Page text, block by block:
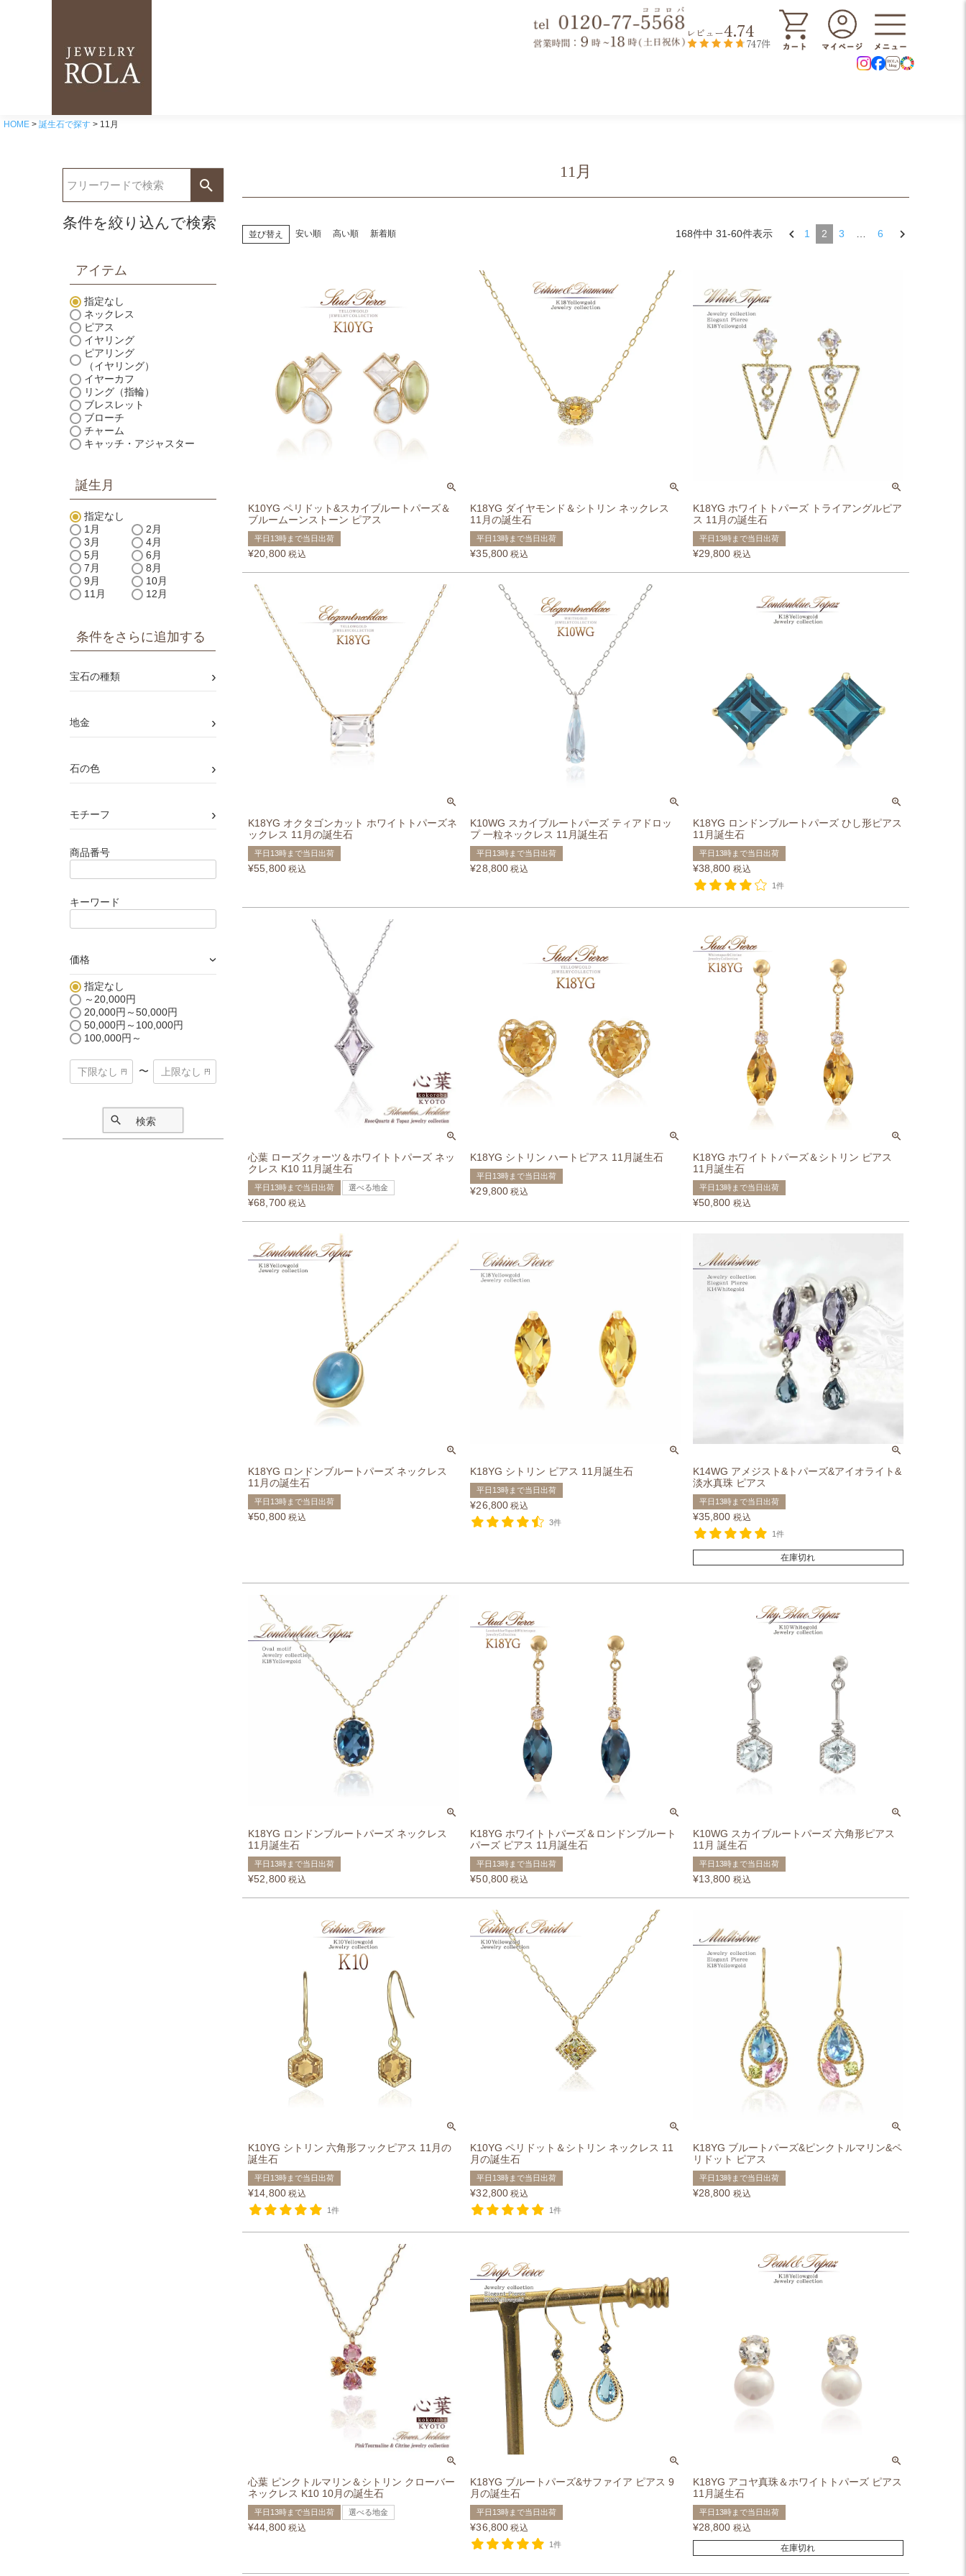
レビュー4.74
747件
HOME 誕生石で探す 11月
条件を絞り込んで検索
アイテム
指定なし
ネックレス
ピアス
イヤリング
ピアリング
（イヤリング）
イヤーカフ
リング（指輪）
ブレスレット
ブローチ
チャーム
キャッチ・アジャスター
誕生月
指定なし
1月
2月
3月
4月
5月
6月
7月
8月
9月
10月
11月
12月
条件をさらに追加する
宝石の種類 ›
地金 ›
石の色 ›
モチーフ ›
商品番号
キーワード
価格 ›
指定なし
～20,000円
20,000円～50,000円
50,000円～100,000円
100,000円～
〜
検索
11月
並び替え 安い順 高い順 新着順 168件中 31-60件表示 1 2 3 6
K10YG ペリドット&スカイブルートパーズ＆
ブルームーンストーン ピアス
平日13時まで当日出荷
¥20,800 税込
K18YG ダイヤモンド＆シトリン ネックレス
11月の誕生石
平日13時まで当日出荷
¥35,800 税込
K18YG ホワイトトパーズ トライアングルピア
ス 11月の誕生石
平日13時まで当日出荷
¥29,800 税込
K18YG オクタゴンカット ホワイトトパーズネ
ックレス 11月の誕生石
平日13時まで当日出荷
¥55,800 税込
K10WG スカイブルートパーズ ティアドロッ
プ 一粒ネックレス 11月誕生石
平日13時まで当日出荷
¥28,800 税込
K18YG ロンドンブルートパーズ ひし形ピアス
11月誕生石
平日13時まで当日出荷
¥38,800 税込
1件
心葉 ローズクォーツ＆ホワイトトパーズ ネッ
クレス K10 11月誕生石
平日13時まで当日出荷 選べる地金
¥68,700 税込
K18YG シトリン ハートピアス 11月誕生石
平日13時まで当日出荷
¥29,800 税込
K18YG ホワイトトパーズ＆シトリン ピアス
11月誕生石
平日13時まで当日出荷
¥50,800 税込
K18YG ロンドンブルートパーズ ネックレス
11月の誕生石
平日13時まで当日出荷
¥50,800 税込
K18YG シトリン ピアス 11月誕生石
平日13時まで当日出荷
¥26,800 税込
3件
K14WG アメジスト&トパーズ&アイオライト&
淡水真珠 ピアス
平日13時まで当日出荷
¥35,800 税込
1件
在庫切れ
K18YG ロンドンブルートパーズ ネックレス
11月誕生石
平日13時まで当日出荷
¥52,800 税込
K18YG ホワイトトパーズ＆ロンドンブルート
パーズ ピアス 11月誕生石
平日13時まで当日出荷
¥50,800 税込
K10WG スカイブルートパーズ 六角形ピアス
11月 誕生石
平日13時まで当日出荷
¥13,800 税込
K10YG シトリン 六角形フックピアス 11月の
誕生石
平日13時まで当日出荷
¥14,800 税込
1件
K10YG ペリドット＆シトリン ネックレス 11
月の誕生石
平日13時まで当日出荷
¥32,800 税込
1件
K18YG ブルートパーズ&ピンクトルマリン&ペ
リドット ピアス
平日13時まで当日出荷
¥28,800 税込
心葉 ピンクトルマリン＆シトリン クローバー
ネックレス K10 10月の誕生石
平日13時まで当日出荷 選べる地金
¥44,800 税込
K18YG ブルートパーズ&サファイア ピアス 9
月の誕生石
平日13時まで当日出荷
¥36,800 税込
1件
K18YG アコヤ真珠＆ホワイトトパーズ ピアス
11月誕生石
平日13時まで当日出荷
¥28,800 税込
在庫切れ